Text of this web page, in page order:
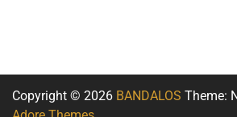
Copyright © 2026 BANDALOS Theme: